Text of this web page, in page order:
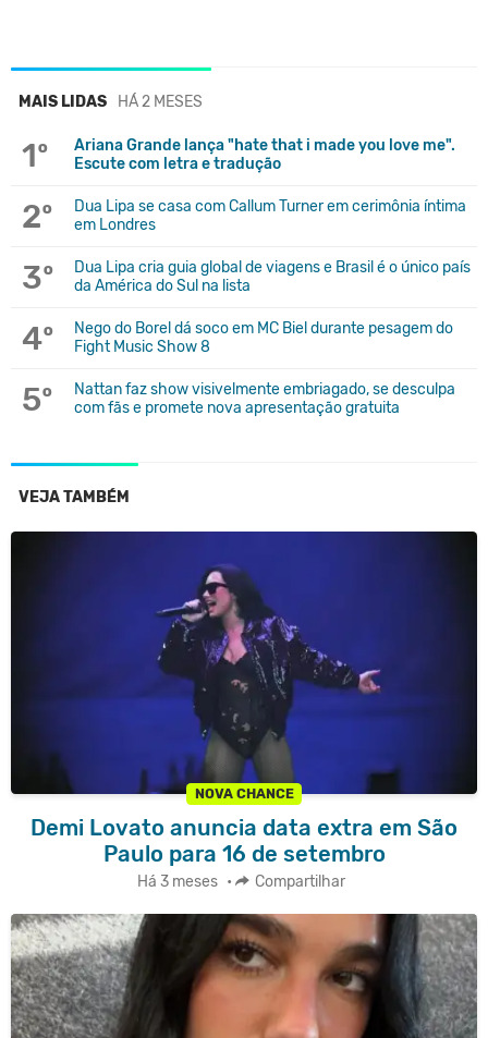
MAIS LIDAS HÁ 2 MESES
1º
Ariana Grande lança "hate that i made you love me".
Escute com letra e tradução
2º
Dua Lipa se casa com Callum Turner em cerimônia íntima
em Londres
3º
Dua Lipa cria guia global de viagens e Brasil é o único país
da América do Sul na lista
4º
Nego do Borel dá soco em MC Biel durante pesagem do
Fight Music Show 8
5º
Nattan faz show visivelmente embriagado, se desculpa
com fãs e promete nova apresentação gratuita
VEJA TAMBÉM
NOVA CHANCE
Demi Lovato anuncia data extra em São
Paulo para 16 de setembro
Há 3 meses • Compartilhar